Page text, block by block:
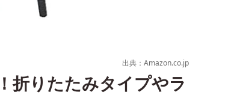
出典：Amazon.co.jp
折りたたみタイプやラ